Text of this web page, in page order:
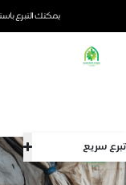
يمكنك التبرع